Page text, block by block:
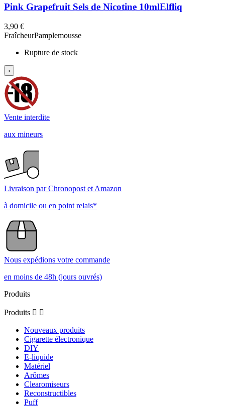
Pink Grapefruit Sels de Nicotine 10mlElfliq
3,90 €
FraîcheurPamplemousse
Rupture de stock
›
Vente interdite
aux mineurs
Livraison par Chronopost et Amazon
à domicile ou en point relais*
Nous expédions votre commande
en moins de 48h (jours ouvrés)
Produits
Produits  
Nouveaux produits
Cigarette électronique
DIY
E-liquide
Matériel
Arômes
Clearomiseurs
Reconstructibles
Puff